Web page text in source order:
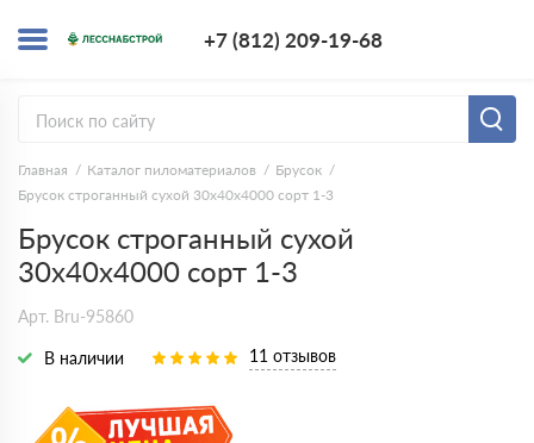
+7 (812) 209-19-68
Главная Каталог пиломатериалов
Брусок
Брусок строганный сухой 30х40х4000 сорт 1-3
Брусок строганный сухой
30х40х4000 сорт 1-3
Арт. Bru-95860
В наличии 11 отзывов